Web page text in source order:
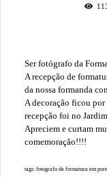
Ser fotógrafo da
A recepção de
da nossa formanda
A decoração ficou
recepção foi no
Apreciem e curtam
comemoração!!!!
tags: fotografo de formatura em